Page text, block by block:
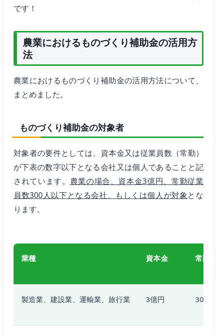
です！
農業におけるものづくり補助金の活用方
法
農業におけるものづくり補助金の活用方法について、
まとめました。
ものづくり補助金の対象者
対象者の要件としては、資本金又は従業員数（常勤）
が下表の数字以下となる会社又は個人であることと記
されています。 農業の場合、資本金3億円、常勤従業
員数300人以下となる会社、もしくは個人が対象とな
ります。
業種 資本金 常勤
製造業、建設業、運輸業、旅行業 3億円 300人